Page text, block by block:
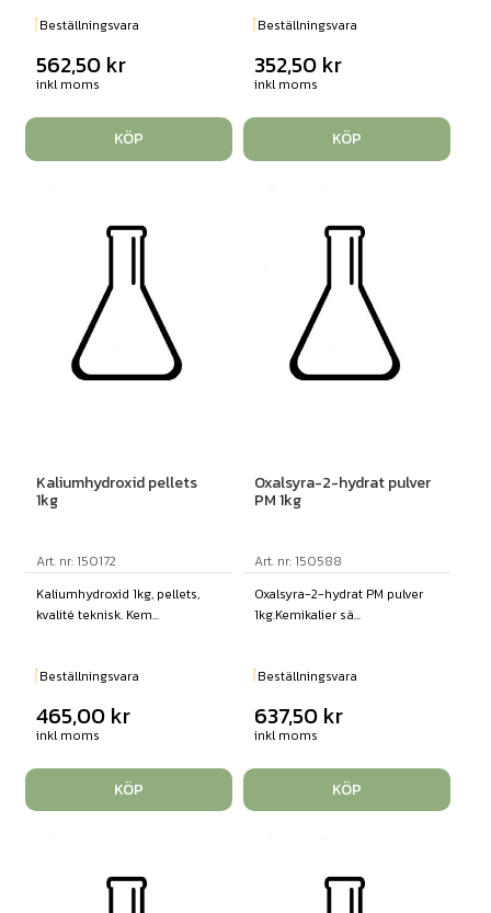
Beställningsvara
562,50 kr
inkl moms
KÖP
Beställningsvara
352,50 kr
inkl moms
KÖP
Kaliumhydroxid pellets
1kg
Art. nr: 150172
Kaliumhydroxid 1kg, pellets,
kvalité teknisk. Kem...
Beställningsvara
465,00 kr
inkl moms
KÖP
Oxalsyra-2-hydrat pulver
PM 1kg
Art. nr: 150588
Oxalsyra-2-hydrat PM pulver
1kg.Kemikalier sä...
Beställningsvara
637,50 kr
inkl moms
KÖP